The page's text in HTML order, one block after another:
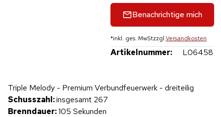
Benachrichtige mich
*inkl. ges. MwStzzgl.Versandkosten
Artikelnummer: L06458
Produktvideo
Triple Melody - Premium Verbundfeuerwerk - dreiteilig
Schusszahl:insgesamt 267
Brenndauer:105 Sekunden